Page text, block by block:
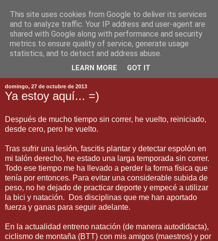
domingo, 27 de octubre de 2013
Ya estoy aquí... =)
Después de mucho tiempo sin correr, he vuelto, reiniciado,
desde cero, pero he vuelto.
Tras sufrir una lesión, fascitis plantar y detectar espolón en
mi talón derecho, he estado una larga temporada sin correr.
Todo ese tiempo me ha llevado a perder la forma física que
tenía por entonces. Para evitar una considerable subida de
peso, no he dejado de practicar deporte y empecé a utilizar
la bici y natación. Dos disciplinas que me han aportado
fuerza y ganas para seguir adelante.
En la actualidad entreno natación (de manera autodidacta),
ciclismo de montaña (BTT) con mis amigos (maestros) y por
This site uses cookies from Google to deliver its services
and to analyze traffic. Your IP address and user-agent are
shared with Google along with performance and security
metrics to ensure quality of service, generate usage
statistics, and to detect and address abuse.
LEARN MORE GOT IT